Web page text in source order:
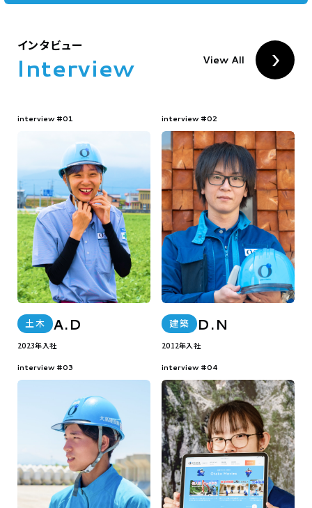
インタビュー
Interview View All
interview #01
土木 A.D
2023年入社
interview #02
建築 D.N
2012年入社
interview #03 interview #04